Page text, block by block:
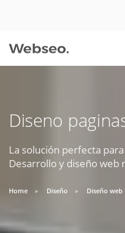
Diseno
La solución perfecta
Desarrollo y diseño web
Home Diseño Diseño web
09:30 AM A